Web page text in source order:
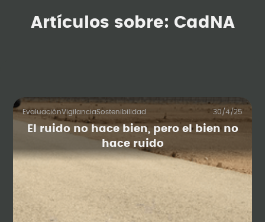
Artículos sobre: CadNA
EvaluaciónVigilanciaSostenibilidad 30/4/25
El ruido no hace bien, pero el bien no
hace ruido